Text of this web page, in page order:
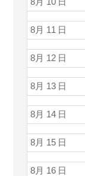
8月 11
8月 12
8月 13
8月 14
8月 15
8月 16